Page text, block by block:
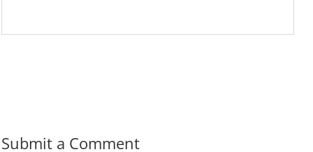
Submit a Comment